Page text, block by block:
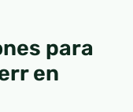
para
en